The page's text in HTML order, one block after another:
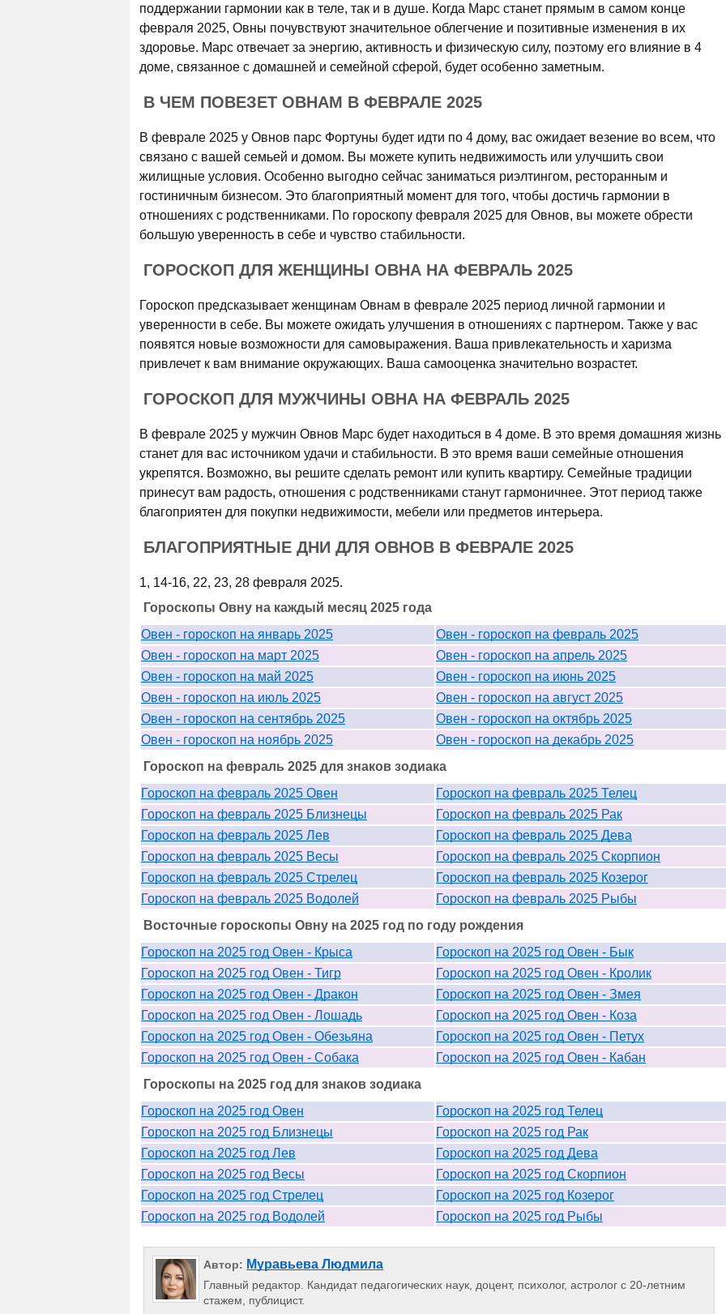
поддержании гармонии как в теле, так и в душе. Когда Марс станет прямым в самом конце
февраля 2025, Овны почувствуют значительное облегчение и позитивные изменения в их
здоровье. Марс отвечает за энергию, активность и физическую силу, поэтому его влияние в 4
доме, связанное с домашней и семейной сферой, будет особенно заметным.
В ЧЕМ ПОВЕЗЕТ ОВНАМ В ФЕВРАЛЕ 2025
В феврале 2025 у Овнов парс Фортуны будет идти по 4 дому, вас ожидает везение во всем, что
связано с вашей семьей и домом. Вы можете купить недвижимость или улучшить свои
жилищные условия. Особенно выгодно сейчас заниматься риэлтингом, ресторанным и
гостиничным бизнесом. Это благоприятный момент для того, чтобы достичь гармонии в
отношениях с родственниками. По гороскопу февраля 2025 для Овнов, вы можете обрести
большую уверенность в себе и чувство стабильности.
ГОРОСКОП ДЛЯ ЖЕНЩИНЫ ОВНА НА ФЕВРАЛЬ 2025
Гороскоп предсказывает женщинам Овнам в феврале 2025 период личной гармонии и
уверенности в себе. Вы можете ожидать улучшения в отношениях с партнером. Также у вас
появятся новые возможности для самовыражения. Ваша привлекательность и харизма
привлечет к вам внимание окружающих. Ваша самооценка значительно возрастет.
ГОРОСКОП ДЛЯ МУЖЧИНЫ ОВНА НА ФЕВРАЛЬ 2025
В феврале 2025 у мужчин Овнов Марс будет находиться в 4 доме. В это время домашняя жизнь
станет для вас источником удачи и стабильности. В это время ваши семейные отношения
укрепятся. Возможно, вы решите сделать ремонт или купить квартиру. Семейные традиции
принесут вам радость, отношения с родственниками станут гармоничнее. Этот период также
благоприятен для покупки недвижимости, мебели или предметов интерьера.
БЛАГОПРИЯТНЫЕ ДНИ ДЛЯ ОВНОВ В ФЕВРАЛЕ 2025
1, 14-16, 22, 23, 28 февраля 2025.
Гороскопы Овну на каждый месяц 2025 года
Овен - гороскоп на январь 2025
Овен - гороскоп на февраль 2025
Овен - гороскоп на март 2025
Овен - гороскоп на апрель 2025
Овен - гороскоп на май 2025
Овен - гороскоп на июнь 2025
Овен - гороскоп на июль 2025
Овен - гороскоп на август 2025
Овен - гороскоп на сентябрь 2025
Овен - гороскоп на октябрь 2025
Овен - гороскоп на ноябрь 2025
Овен - гороскоп на декабрь 2025
Гороскоп на февраль 2025 для знаков зодиака
Гороскоп на февраль 2025 Овен
Гороскоп на февраль 2025 Телец
Гороскоп на февраль 2025 Близнецы
Гороскоп на февраль 2025 Рак
Гороскоп на февраль 2025 Лев
Гороскоп на февраль 2025 Дева
Гороскоп на февраль 2025 Весы
Гороскоп на февраль 2025 Скорпион
Гороскоп на февраль 2025 Стрелец
Гороскоп на февраль 2025 Козерог
Гороскоп на февраль 2025 Водолей
Гороскоп на февраль 2025 Рыбы
Восточные гороскопы Овну на 2025 год по году рождения
Гороскоп на 2025 год Овен - Крыса
Гороскоп на 2025 год Овен - Бык
Гороскоп на 2025 год Овен - Тигр
Гороскоп на 2025 год Овен - Кролик
Гороскоп на 2025 год Овен - Дракон
Гороскоп на 2025 год Овен - Змея
Гороскоп на 2025 год Овен - Лошадь
Гороскоп на 2025 год Овен - Коза
Гороскоп на 2025 год Овен - Обезьяна
Гороскоп на 2025 год Овен - Петух
Гороскоп на 2025 год Овен - Собака
Гороскоп на 2025 год Овен - Кабан
Гороскопы на 2025 год для знаков зодиака
Гороскоп на 2025 год Овен
Гороскоп на 2025 год Телец
Гороскоп на 2025 год Близнецы
Гороскоп на 2025 год Рак
Гороскоп на 2025 год Лев
Гороскоп на 2025 год Дева
Гороскоп на 2025 год Весы
Гороскоп на 2025 год Скорпион
Гороскоп на 2025 год Стрелец
Гороскоп на 2025 год Козерог
Гороскоп на 2025 год Водолей
Гороскоп на 2025 год Рыбы
Автор: Муравьева Людмила
Главный редактор. Кандидат педагогических наук, доцент, психолог, астролог с 20-летним
стажем, публицист.